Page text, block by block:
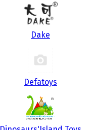
Dake
Defatoys